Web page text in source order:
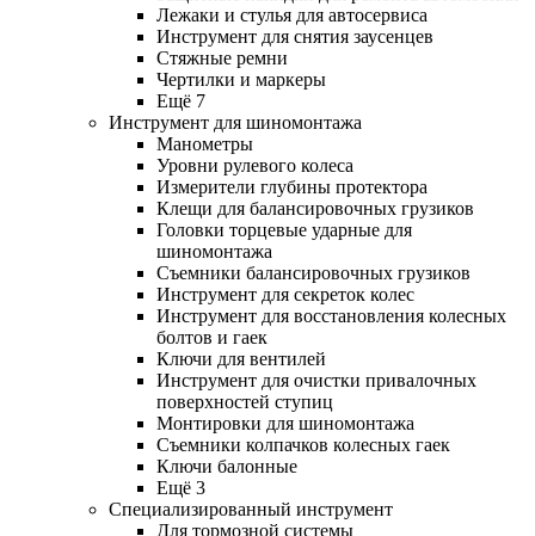
Лежаки и стулья для автосервиса
Инструмент для снятия заусенцев
Стяжные ремни
Чертилки и маркеры
Ещё 7
Инструмент для шиномонтажа
Манометры
Уровни рулевого колеса
Измерители глубины протектора
Клещи для балансировочных грузиков
Головки торцевые ударные для
шиномонтажа
Съемники балансировочных грузиков
Инструмент для секреток колес
Инструмент для восстановления колесных
болтов и гаек
Ключи для вентилей
Инструмент для очистки привалочных
поверхностей ступиц
Монтировки для шиномонтажа
Съемники колпачков колесных гаек
Ключи балонные
Ещё 3
Специализированный инструмент
Для тормозной системы